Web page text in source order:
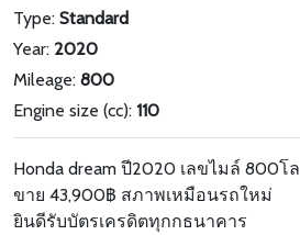
Type: Standard
Year: 2020
Mileage: 800
Engine size (cc): 110
Honda dream ปี2020 เลขไมล์ 800โล
ขาย 43,900฿ สภาพเหมือนรถใหม่
ยินดีรับบัตรเครดิตทุกกธนาคาร